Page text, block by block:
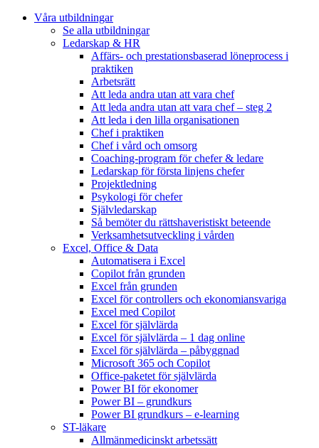
Våra utbildningar
Se alla utbildningar
Ledarskap & HR
Affärs- och prestationsbaserad löneprocess i
praktiken
Arbetsrätt
Att leda andra utan att vara chef
Att leda andra utan att vara chef – steg 2
Att leda i den lilla organisationen
Chef i praktiken
Chef i vård och omsorg
Coaching-program för chefer & ledare
Ledarskap för första linjens chefer
Projektledning
Psykologi för chefer
Självledarskap
Så bemöter du rättshaveristiskt beteende
Verksamhetsutveckling i vården
Excel, Office & Data
Automatisera i Excel
Copilot från grunden
Excel från grunden
Excel för controllers och ekonomiansvariga
Excel med Copilot
Excel för självlärda
Excel för självlärda – 1 dag online
Excel för självlärda – påbyggnad
Microsoft 365 och Copilot
Office-paketet för självlärda
Power BI för ekonomer
Power BI – grundkurs
Power BI grundkurs – e-learning
ST-läkare
Allmänmedicinskt arbetssätt